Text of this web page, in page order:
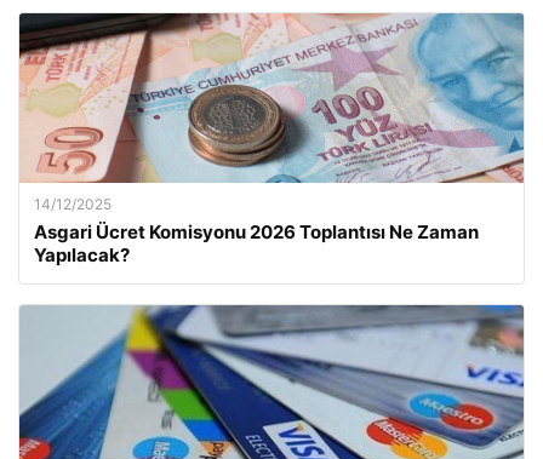
14/12/2025
Asgari Ücret Komisyonu 2026 Toplantısı Ne Zaman
Yapılacak?